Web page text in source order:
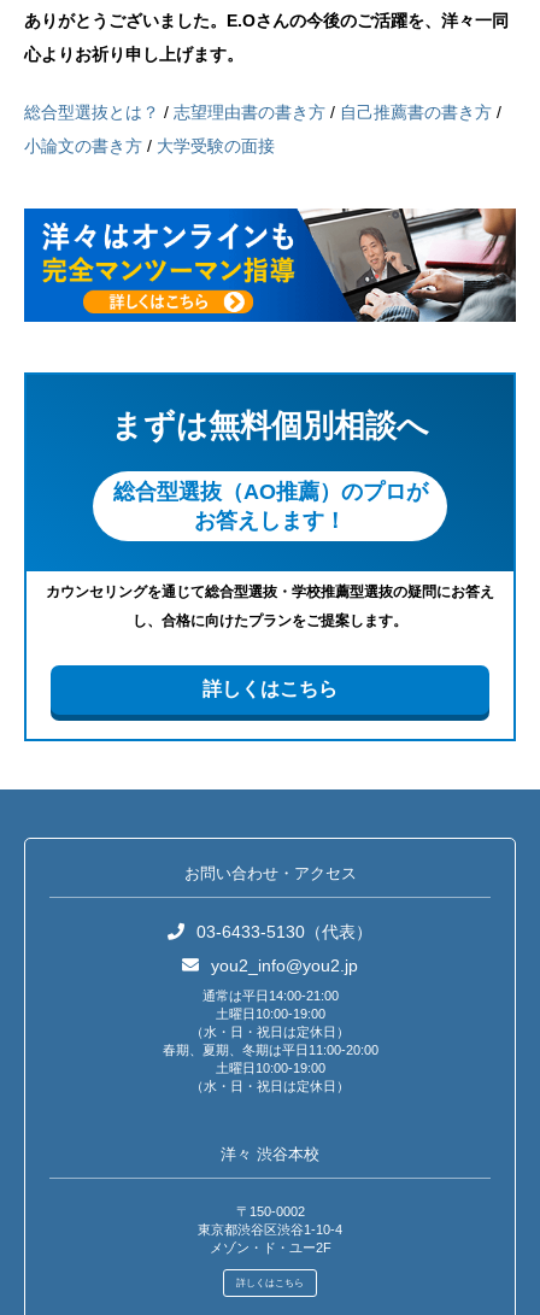
ありがとうございました。E.Oさんの今後のご活躍を、洋々一同
心よりお祈り申し上げます。
総合型選抜とは？ / 志望理由書の書き方 / 自己推薦書の書き方 /
小論文の書き方 / 大学受験の面接
まずは無料個別相談へ
総合型選抜（AO推薦）のプロが
お答えします！
カウンセリングを通じて総合型選抜・学校推薦型選抜の疑問にお答え
し、合格に向けたプランをご提案します。
詳しくはこちら
お問い合わせ・アクセス
03-6433-5130（代表）
you2_info@you2.jp
通常は平日14:00-21:00
土曜日10:00-19:00
（水・日・祝日は定休日）
春期、夏期、冬期は平日11:00-20:00
土曜日10:00-19:00
（水・日・祝日は定休日）
洋々 渋谷本校
〒150-0002
東京都渋谷区渋谷1-10-4
メゾン・ド・ユー2F
詳しくはこちら